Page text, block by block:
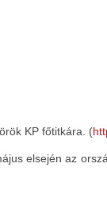
KP főtitkára. (
elsején az